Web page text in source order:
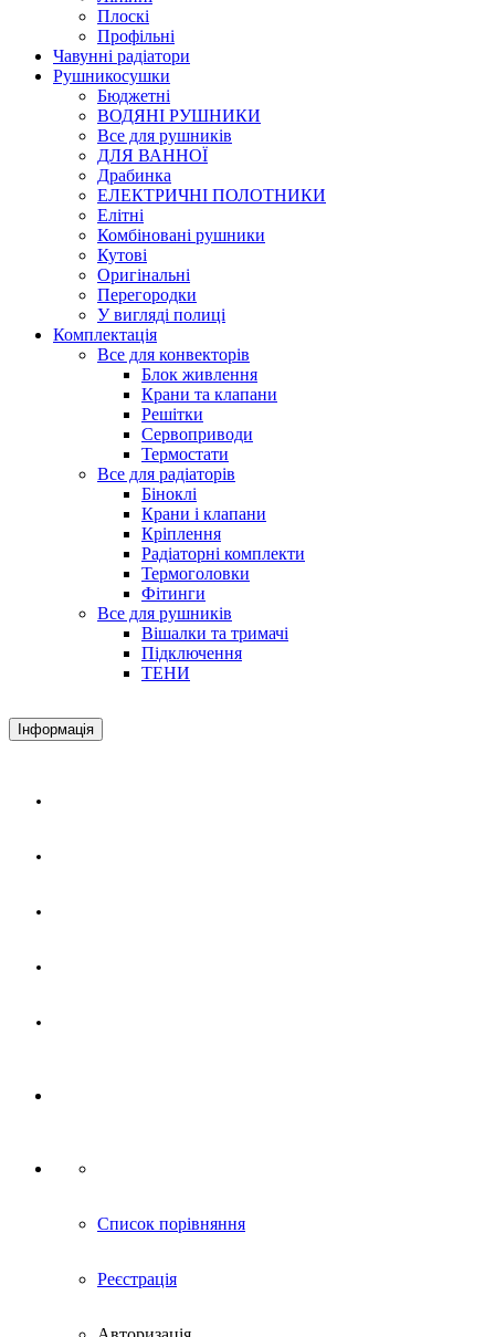
Плоскі
Профільні
Чавунні радіатори
Рушникосушки
Бюджетні
ВОДЯНІ РУШНИКИ
Все для рушників
ДЛЯ ВАННОЇ
Драбинка
ЕЛЕКТРИЧНІ ПОЛОТНИКИ
Елітні
Комбіновані рушники
Кутові
Оригінальні
Перегородки
У вигляді полиці
Комплектація
Все для конвекторів
Блок живлення
Крани та клапани
Решітки
Сервоприводи
Термостати
Все для радіаторів
Біноклі
Крани і клапани
Кріплення
Радіаторні комплекти
Термоголовки
Фітинги
Все для рушників
Вішалки та тримачі
Підключення
ТЕНИ
Інформація
Список порівняння
Реєстрація